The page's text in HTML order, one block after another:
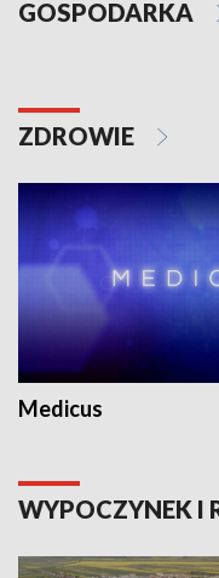
GOSPODARKA
ZDROWIE
Medicus
WYPOCZYNEK I